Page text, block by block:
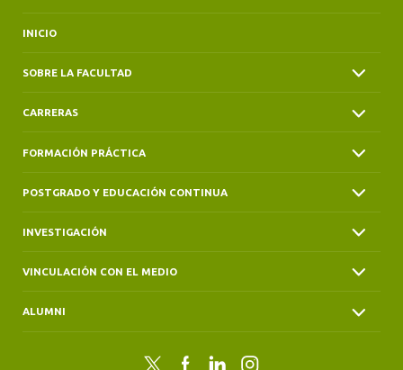
INICIO
SOBRE LA FACULTAD
CARRERAS
FORMACIÓN PRÁCTICA
POSTGRADO Y EDUCACIÓN CONTINUA
INVESTIGACIÓN
VINCULACIÓN CON EL MEDIO
ALUMNI
Twitter FacebookLinkedInInstagram